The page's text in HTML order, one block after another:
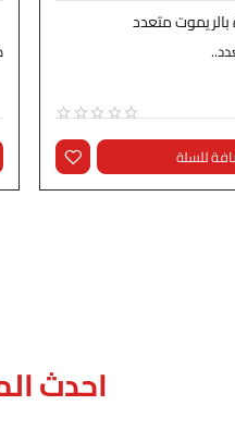
بالريموت متعدد
للسلة
احدث